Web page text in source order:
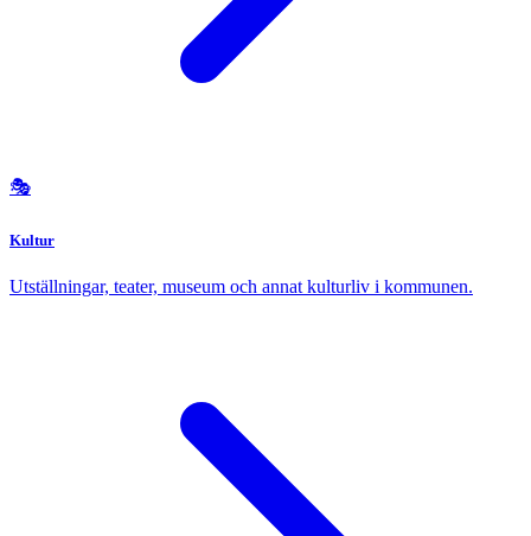
🎭
Kultur
Utställningar, teater, museum och annat kulturliv i kommunen.